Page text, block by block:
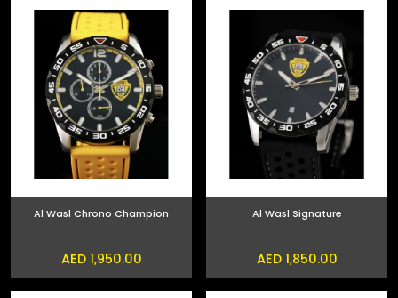
Al Wasl Signature
AED 1,850.00
Al Wasl Chrono Champion
AED 1,950.00